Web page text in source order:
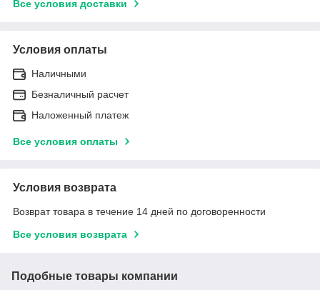
Все условия доставки
Условия оплаты
Наличными
Безналичный расчет
Наложенный платеж
Все условия оплаты
Условия возврата
Возврат товара в течение 14 дней по договоренности
Все условия возврата
Подобные товары компании